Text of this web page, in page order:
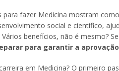
fazer Medicina mostram
social e científico,
benefícios, não é mesmo?
para garantir a
em Medicina? O primeiro